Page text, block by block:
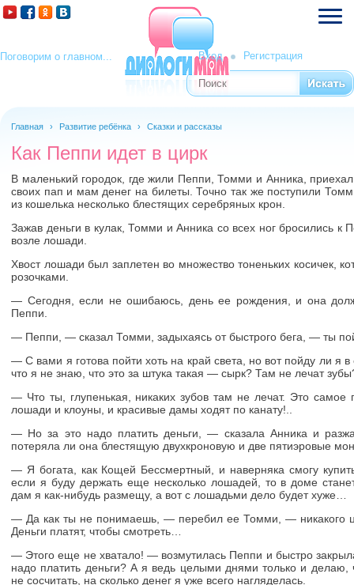
Поговорим о главном... Вход Регистрация
Форма поиска
Поиск
Главная › Развитие ребёнка › Сказки и рассказы
Как Пеппи идет в цирк
В маленький городок, где жили Пеппи, Томми и Анника,
своих пап и мам денег на билеты. Точно так же поступили
из кошелька несколько блестящих серебряных крон.
Зажав деньги в кулак, Томми и Анника со всех ног бросились к
возле лошади.
Хвост лошади был заплетен во множество тоненьких косичек,
розочками.
— Сегодня, если не ошибаюсь, день ее рождения, и она
Пеппи.
— Пеппи, — сказал Томми, задыхаясь от быстрого бега, — ты
— С вами я готова пойти хоть на край света, но вот пойду ли я
что я не знаю, что это за штука такая — сырк? Там не лечат
— Что ты, глупенькая, никаких зубов там не лечат. Это
лошади и клоуны, и красивые дамы ходят по канату!..
— Но за это надо платить деньги, — сказала Анника и
потеряла ли она блестящую двухкроновую и две пятиэровые
— Я богата, как Кощей Бессмертный, и наверняка смогу
если я буду держать еще несколько лошадей, то в доме
дам я как-нибудь размещу, а вот с лошадьми дело будет хуже…
— Да как ты не понимаешь, — перебил ее Томми, — никакого
Деньги платят, чтобы смотреть…
— Этого еще не хватало! — возмутилась Пеппи и быстро
надо платить деньги? А я ведь целыми днями только и делаю,
не сосчитать, на сколько денег я уже всего нагляделась.